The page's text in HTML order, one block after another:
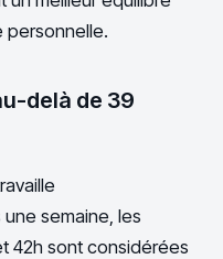
personnelle.
delà de 39
semaine, les
42h sont considérées